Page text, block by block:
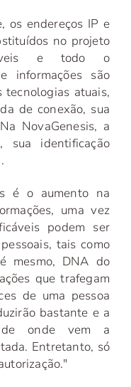
os endereços IP e
no projeto
e todo o
informações são
tecnologias atuais,
de conexão, sua
NovaGenesis, a
sua identificação
é o aumento na
uma vez
podem ser
tais como
mesmo, DNA do
que trafegam
de uma pessoa
bastante e a
de onde vem a
Entretanto, só